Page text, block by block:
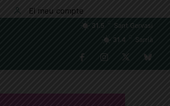
El meu compte
31.5
Sant Gervasi
31.4
Sarrià